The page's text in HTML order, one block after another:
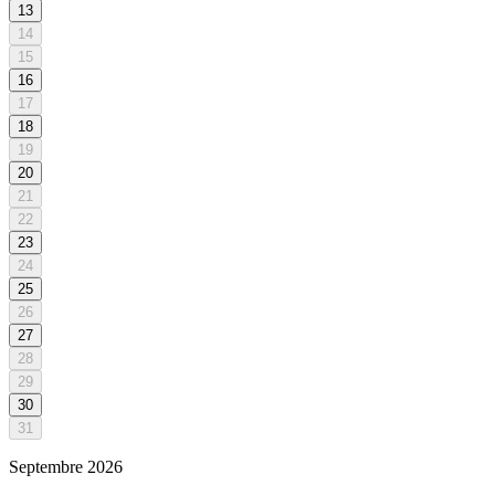
13
14
15
16
17
18
19
20
21
22
23
24
25
26
27
28
29
30
31
Septembre 2026